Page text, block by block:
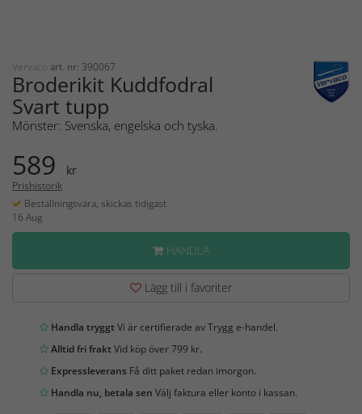
Vervaco art. nr: 390067
Broderikit Kuddfodral
Svart tupp
Mönster: Svenska, engelska och tyska.
589 kr
Prishistorik
Beställningsvara, skickas tidigast
16 Aug
HANDLA
Lägg till i favoriter
Handla tryggtVi är certifierade av Trygg e-handel.
Alltid fri fraktVid köp över 799 kr.
Expressleverans Få ditt paket redan imorgon.
Handla nu, betala sen Välj faktura eller konto i kassan.